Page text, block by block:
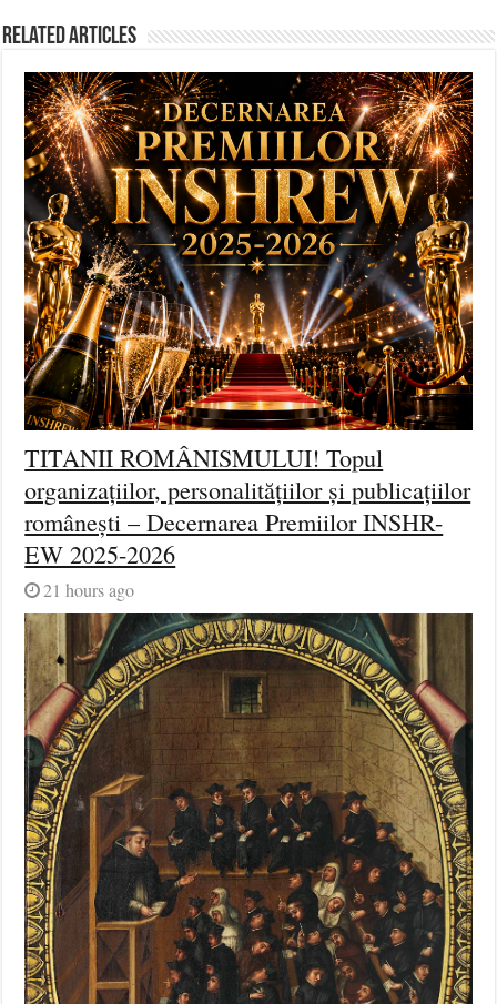
Related Articles
TITANII ROMÂNISMULUI! Topul
organizațiilor, personalitățiilor și publicațiilor
românești – Decernarea Premiilor INSHR-
EW 2025-2026
21 hours ago